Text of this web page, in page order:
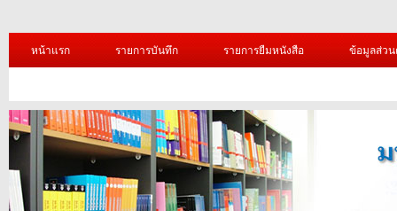
หน้าแรก รายการบันทึก รายการยืมหนังสือ ข้อมูลส่ว